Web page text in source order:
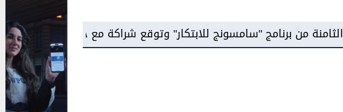
للابتكار" وتوقع شراكة مع جامعة مدينة ... "رمال